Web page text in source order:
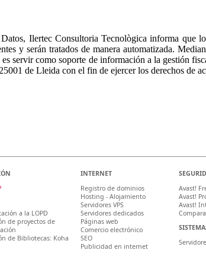
Ilertec Consultoria Tecnològica informa que
y serán tratados de manera automatizada.
servir como soporte de información a la gestión
de Lleida con el fin de ejercer los derechos de
a la LOPD
de proyectos de
de Bibliotecas: Koha
INTERNET
Registro de dominios
Hosting - Alojamiento
Servidores VPS
Servidores dedicados
Páginas web
Comercio electrónico
SEO
Publicidad en internet
Avast!
Avast!
Avast!